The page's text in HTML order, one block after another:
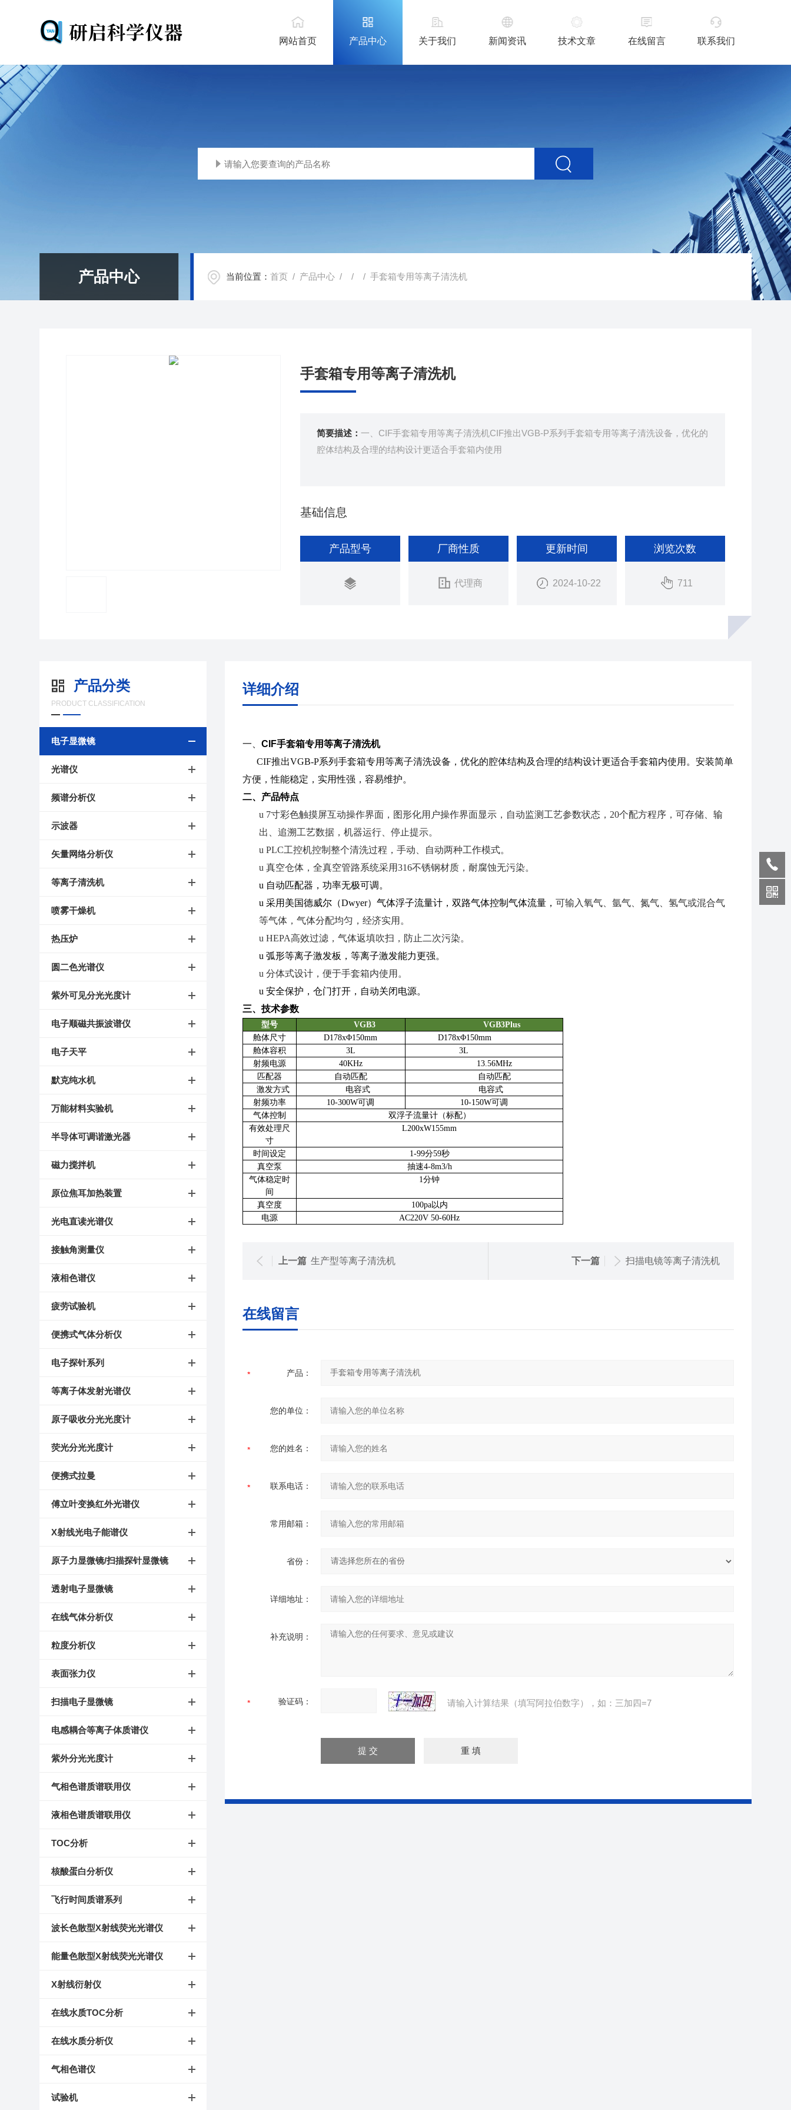
网站首页 产品中心 关于我们 新闻资讯 技术文章 在线留言 联系我们
产品中心 当前位置：首页 / 产品中心 / / / 手套箱专用等离子清洗机
手套箱专用等离子清洗机
简要描述：一、CIF手套箱专用等离子清洗机CIF推出VGB-P系列手套箱专用等离子清洗设备，优化的
腔体结构及合理的结构设计更适合手套箱内使用
基础信息
产品型号 厂商性质
代理商
更新时间
2024-10-22
浏览次数
711
产品分类
PRODUCT CLASSIFICATION
电子显微镜
光谱仪
频谱分析仪
示波器
矢量网络分析仪
等离子清洗机
喷雾干燥机
热压炉
圆二色光谱仪
紫外可见分光光度计
电子顺磁共振波谱仪
电子天平
默克纯水机
万能材料实验机
半导体可调谐激光器
磁力搅拌机
原位焦耳加热装置
光电直读光谱仪
接触角测量仪
液相色谱仪
疲劳试验机
便携式气体分析仪
电子探针系列
等离子体发射光谱仪
原子吸收分光光度计
荧光分光光度计
便携式拉曼
傅立叶变换红外光谱仪
X射线光电子能谱仪
原子力显微镜/扫描探针显微镜
透射电子显微镜
在线气体分析仪
粒度分析仪
表面张力仪
扫描电子显微镜
电感耦合等离子体质谱仪
紫外分光光度计
气相色谱质谱联用仪
液相色谱质谱联用仪
TOC分析
核酸蛋白分析仪
飞行时间质谱系列
波长色散型X射线荧光光谱仪
能量色散型X射线荧光光谱仪
X射线衍射仪
在线水质TOC分析
在线水质分析仪
气相色谱仪
试验机
详细介绍
一、 CIF手套箱专用等离子清洗机
CIF推出VGB-P系列 手套箱专用等离子清洗设备，优化的腔体结构及合理的结构设计更适合手套箱内使用。安装简单
方便，性能稳定，实用性强，容易维护。
二、产品特点
u 7寸彩色触摸屏互动操作界面，图形化用户操作界面显示，自动监测工艺参数状态，20个配方程序，可存储、输
出、追溯工艺数据，机器运行、停止提示。
u PLC工控机控制整个清洗过程， 手动、自动两种工作模式。
u 真空仓体， 全真空管路系统采用316不锈钢材质，耐腐蚀无污染。
u 自动匹配器，功率无极可调。
u 采用 美国德威尔（Dwyer）气体浮子流量计， 双路气体控制 气体流量， 可输入氧气、氩气、氮气、氢气或混合气
等气体，气体分配均匀， 经济实用 。
u HEPA高效过滤，气体返填吹扫，防止二次污染。
u 弧形等离子激发板 ，等离子激发能力更强。
u 分体式设计，便于手套箱内使用。
u 安全保护，仓门打开，自动关闭电源。
三、技术参数
型号 VGB3 VGB3Plus
舱体尺寸
D178xΦ150mm D178xΦ150mm
舱体容积
3L
3L
射频电源
40KHz
13.56MHz
匹配器
自动匹配
自动匹配
激发方式
电容式
电容式
射频功率
10-300W可调
10-150W可调
气体控制
双浮子流量计（标配）
有效处理尺
寸
L200xW155mm
时间设定
1-99分59秒
真空泵
抽速4-8m3/h
气体稳定时
间
1分钟
真空度
100pa以内
电源 AC220V 50-60Hz
上一篇 生产型等离子清洗机 下一篇 扫描电镜等离子清洗机
在线留言
产品：
您的单位：
您的姓名：
联系电话：
常用邮箱：
省份：
详细地址：
补充说明：
验证码： 请输入计算结果（填写阿拉伯数字），如：三加四=7